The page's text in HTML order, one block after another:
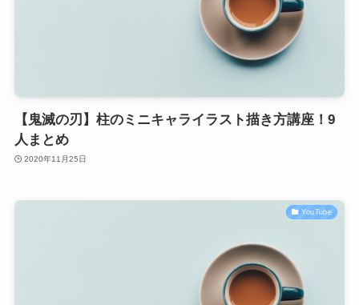
【鬼滅の刃】柱のミニキャライラスト描き方講座！9
人まとめ
2020年11月25日
YouTube